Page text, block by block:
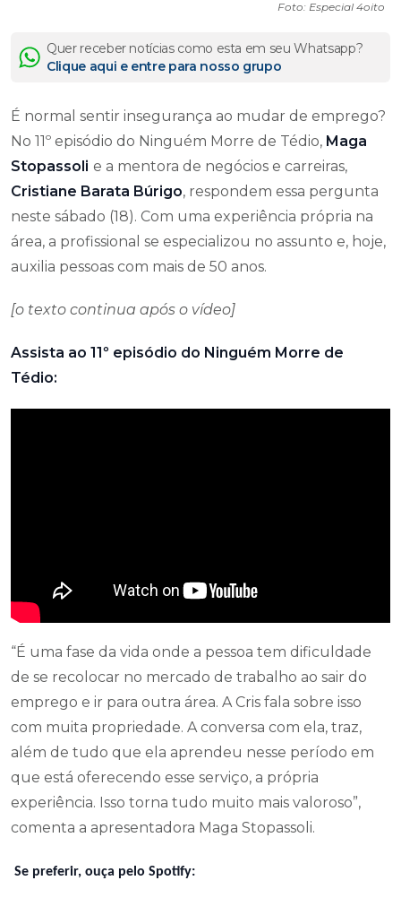
Foto: Especial 4oito
Quer receber notícias como esta em seu Whatsapp?
Clique aqui e entre para nosso grupo
É normal sentir insegurança ao mudar de emprego?
No 11º episódio do Ninguém Morre de Tédio, Maga
Stopassoli e a mentora de negócios e carreiras,
Cristiane Barata Búrigo, respondem essa pergunta
neste sábado (18). Com uma experiência própria na
área, a profissional se especializou no assunto e, hoje,
auxilia pessoas com mais de 50 anos.
[o texto continua após o vídeo]
Assista ao 11º episódio do Ninguém Morre de
Tédio:
“É uma fase da vida onde a pessoa tem dificuldade
de se recolocar no mercado de trabalho ao sair do
emprego e ir para outra área. A Cris fala sobre isso
com muita propriedade. A conversa com ela, traz,
além de tudo que ela aprendeu nesse período em
que está oferecendo esse serviço, a própria
experiência. Isso torna tudo muito mais valoroso”,
comenta a apresentadora Maga Stopassoli.
Se preferir, ouça pelo Spotify: